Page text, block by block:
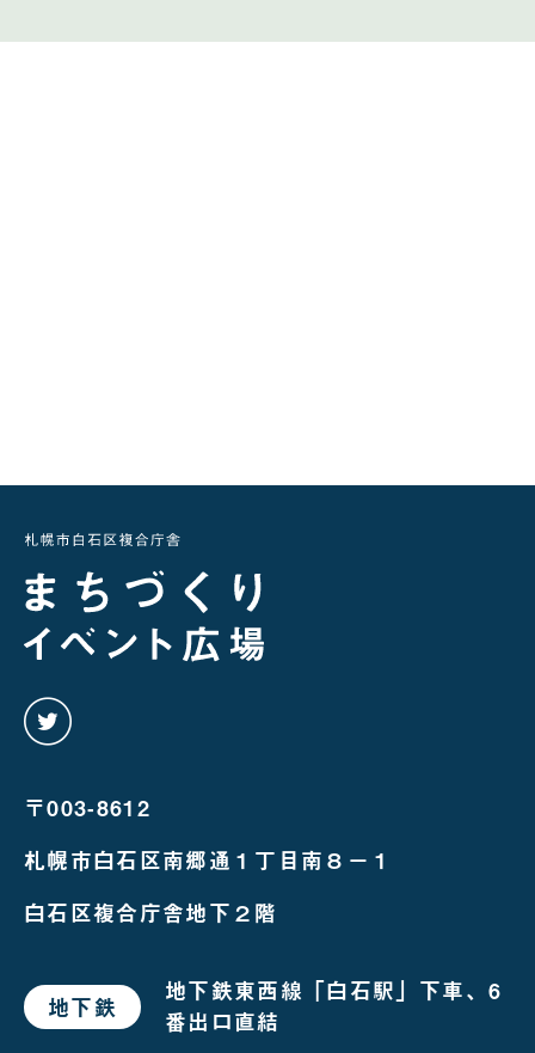
〒003-8612
札幌市白石区南郷通１丁目南８－１
白石区複合庁舎地下２階
地下鉄 で
お
地下鉄東西線「白石駅」下車、6
番出口直結